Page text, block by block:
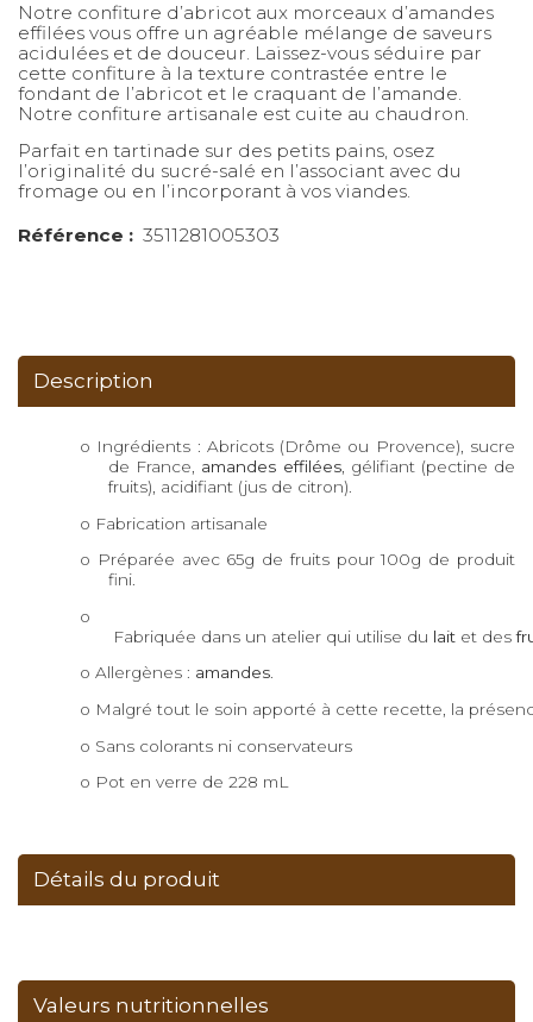
Notre confiture d’abricot aux morceaux d’amandes
effilées vous offre un agréable mélange de saveurs
acidulées et de douceur. Laissez-vous séduire par
cette confiture à la texture contrastée entre le
fondant de l’abricot et le craquant de l’amande.
Notre confiture artisanale est cuite au chaudron.
Parfait en tartinade sur des petits pains, osez
l’originalité du sucré-salé en l’associant avec du
fromage ou en l’incorporant à vos viandes.
Référence : 3511281005303
Description
o Ingrédients : Abricots (Drôme ou Provence), sucre
de France,
amandes effilées, gélifiant (pectine de
fruits), acidifiant (jus de citron).
o Fabrication artisanale
o Préparée avec 65g de fruits pour 100g de produit
fini.
o
Fabriquée dans un atelier qui utilise du lait et des
o Allergènes : amandes.
o Malgré tout le soin apporté à cette recette, la
o Sans colorants ni conservateurs
o Pot en verre de 228 mL
Détails du produit
Valeurs nutritionnelles